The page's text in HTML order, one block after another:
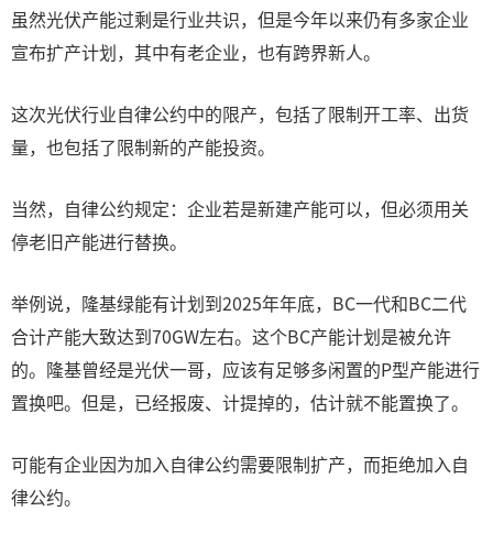
虽然光伏产能过剩是行业共识，但是今年以来仍有多家企业
宣布扩产计划，其中有老企业，也有跨界新人。
这次光伏行业自律公约中的限产，包括了限制开工率、出货
量，也包括了限制新的产能投资。
当然，自律公约规定：企业若是新建产能可以，但必须用关
停老旧产能进行替换。
举例说，隆基绿能有计划到2025年年底，BC一代和BC二代
合计产能大致达到70GW左右。这个BC产能计划是被允许
的。隆基曾经是光伏一哥，应该有足够多闲置的P型产能进行
置换吧。但是，已经报废、计提掉的，估计就不能置换了。
可能有企业因为加入自律公约需要限制扩产，而拒绝加入自
律公约。